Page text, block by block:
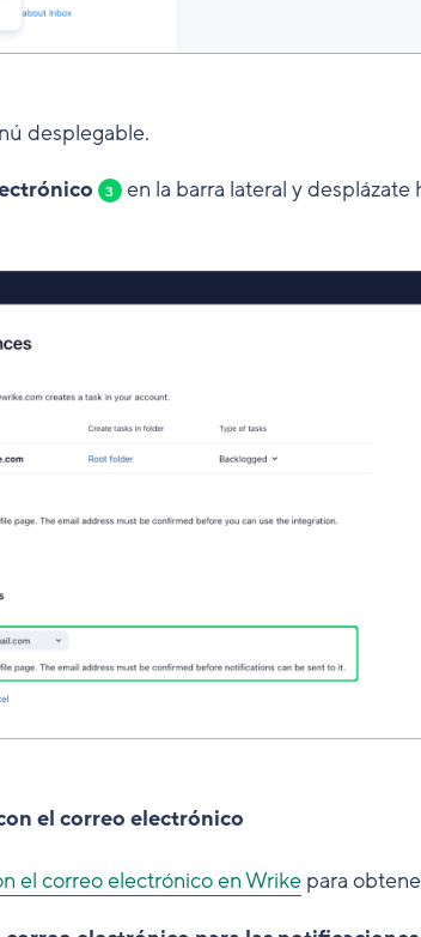
desplegable.
3 en la barra lateral y desplázate
el correo electrónico
el correo electrónico en Wrikepara